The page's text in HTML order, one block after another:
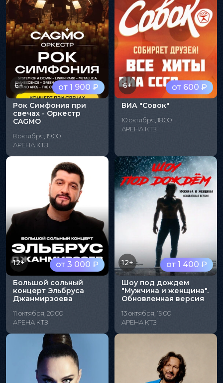
от 1 900 ₽
6+
Рок Симфония при
свечах - Оркестр
CAGMO
8 октября, 19:00
АРЕНА КТЗ
от 600 ₽
6+
ВИА "Совок"
10 октября, 18:00
АРЕНА КТЗ
от 3 000 ₽
12+
Большой сольный
концерт Эльбруса
Джанмирзоева
11 октября, 20:00
АРЕНА КТЗ
от 1 400 ₽
12+
Шоу под дождем
"Мужчина и женщина".
Обновленная версия
13 октября, 19:00
АРЕНА КТЗ